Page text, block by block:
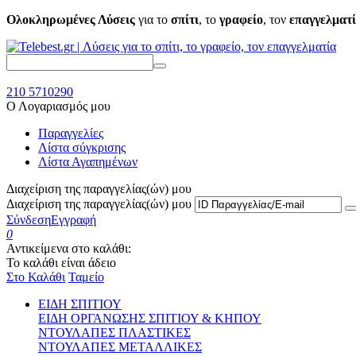
Ολοκληρωμένες Λύσεις για το σπίτι, το γραφείο, τον
210 5710290
Ο Λογαριασμός μου
Παραγγελίες
Λίστα σύγκρισης
Λίστα Αγαπημένων
Διαχείριση της παραγγελίας(ών) μου
Διαχείριση της παραγγελίας(ών) μου
ΣύνδεσηΕγγραφή
0
Αντικείμενα στο καλάθι:
Το καλάθι είναι άδειο
Στο Καλάθι Ταμείο
ΕΙΔΗ ΣΠΙΤΙΟΥ
ΕΙΔΗ ΟΡΓΑΝΩΣΗΣ ΣΠΙΤΙΟΥ & ΚΗΠΟΥ
ΝΤΟΥΛΑΠΕΣ ΠΛΑΣΤΙΚΕΣ
ΝΤΟΥΛΑΠΕΣ ΜΕΤΑΛΛΙΚΕΣ